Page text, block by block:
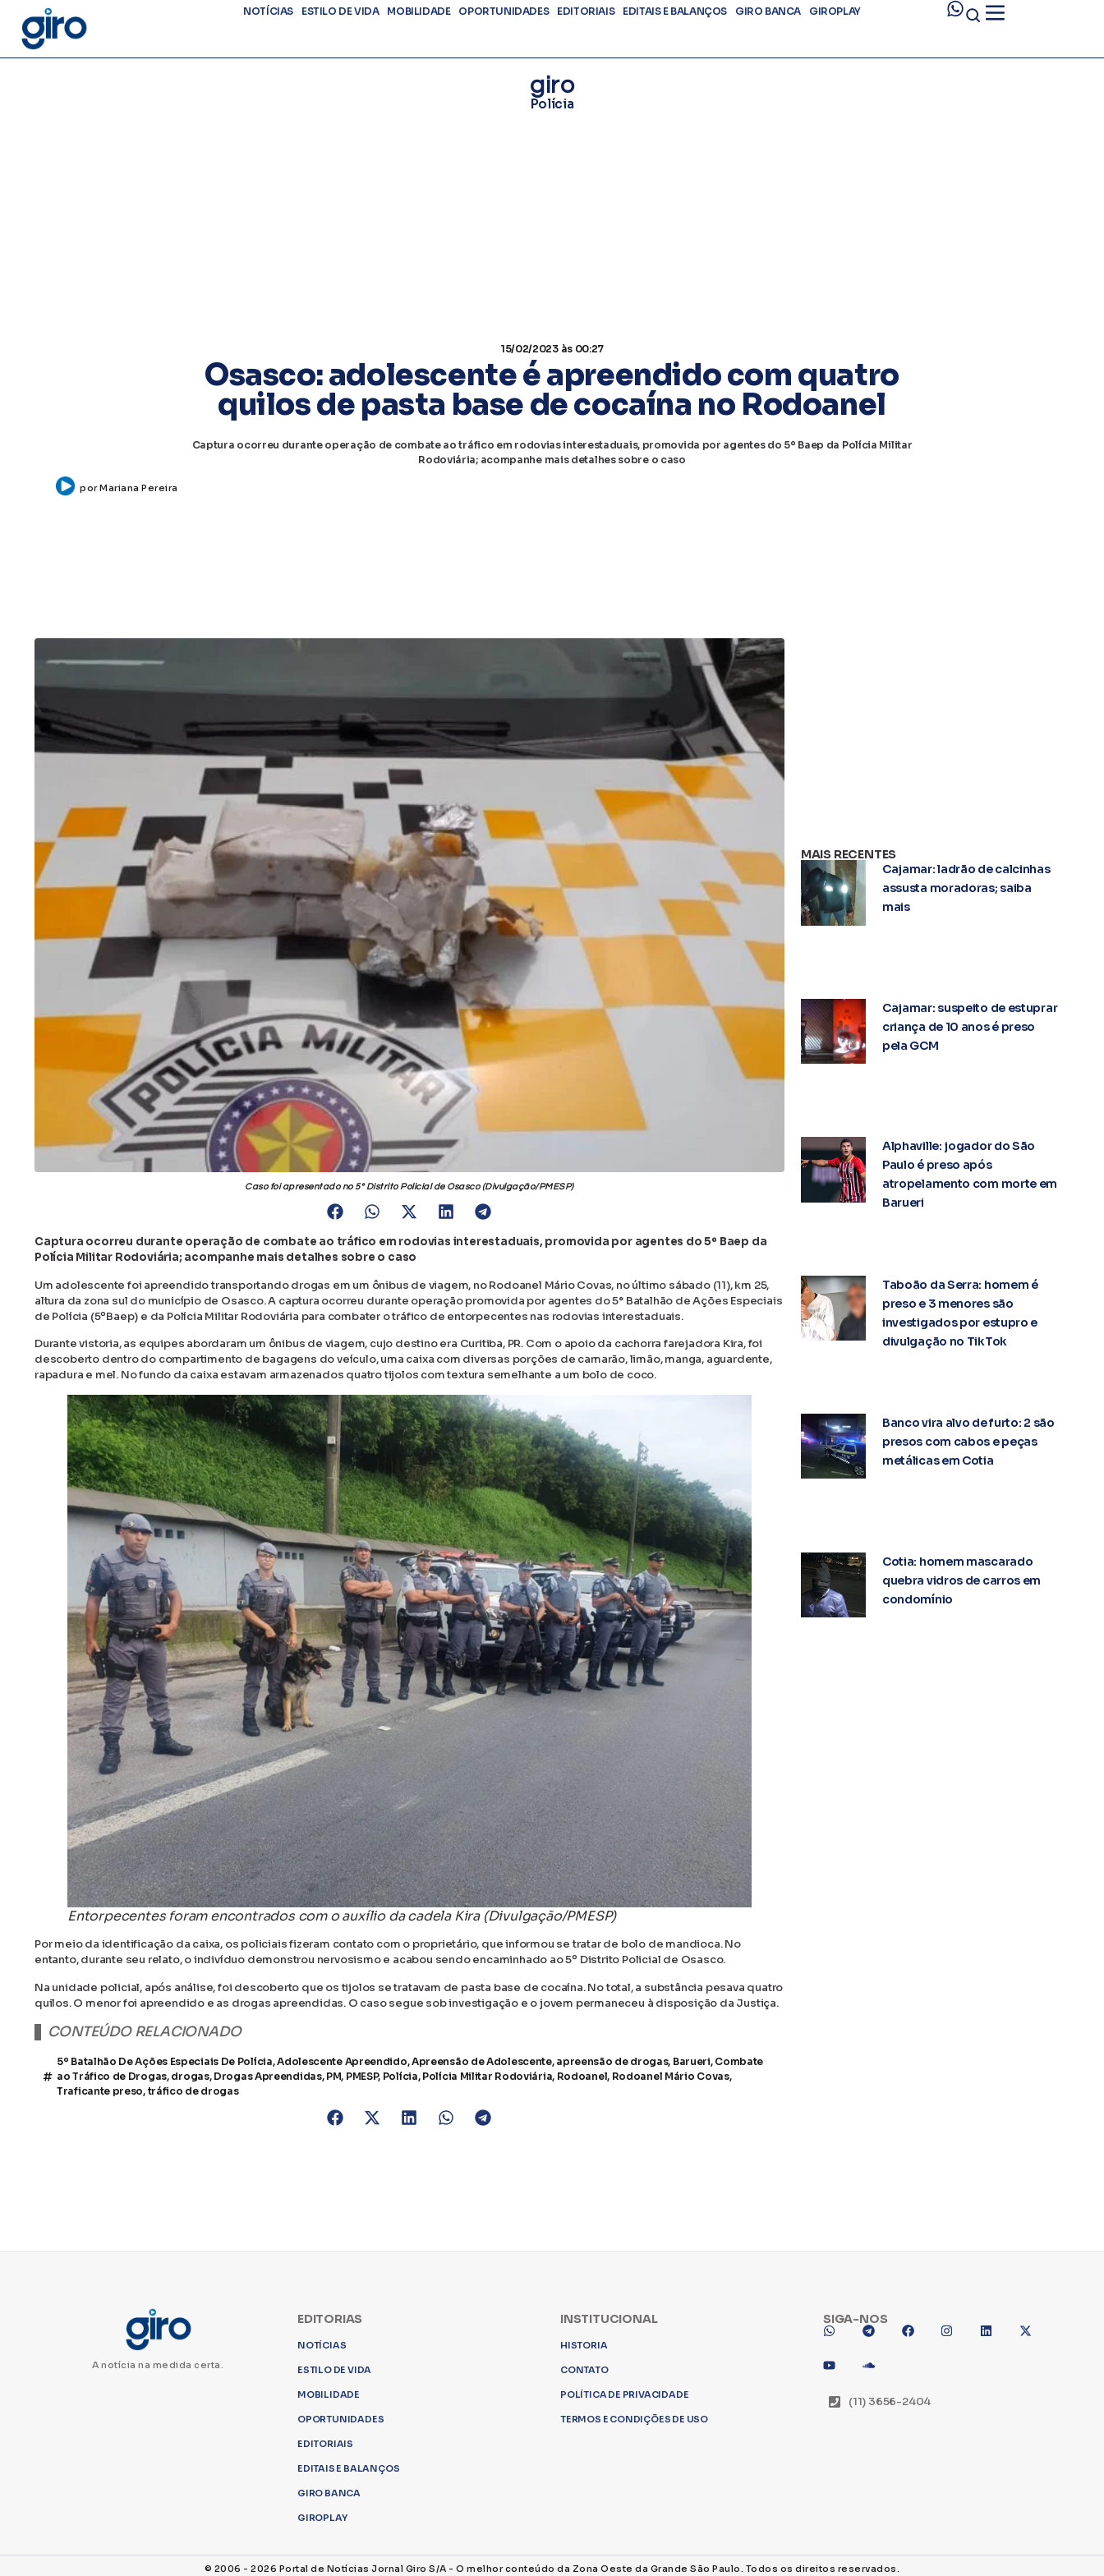
NOTÍCIAS ESTILO DE VIDA MOBILIDADE OPORTUNIDADES EDITORIAIS EDITAIS E BALANÇOS GIRO BANCA GIROPLAY
giro
Polícia
15/02/2023às 00:27
Osasco: adolescente é apreendido com quatro
quilos de pasta base de cocaína no Rodoanel
Captura ocorreu durante operação de combate ao tráfico em rodovias interestaduais, promovida por agentes do 5º Baep da Polícia Militar
Rodoviária; acompanhe mais detalhes sobre o caso
porMariana Pereira
Caso foi apresentado no 5º Distrito Policial de Osasco (Divulgação/PMESP)
Captura ocorreu durante operação de combate ao tráfico em rodovias interestaduais, promovida por agentes do 5º Baep da
Polícia Militar Rodoviária; acompanhe mais detalhes sobre o caso
Um adolescente foi apreendido transportando drogas em um ônibus de viagem, no Rodoanel Mário Covas, no último sábado (11), km 25,
altura da zona sul do município de Osasco. A captura ocorreu durante operação promovida por agentes do 5° Batalhão de Ações Especiais
de Polícia (5ºBaep) e da Polícia Militar Rodoviária para combater o tráfico de entorpecentes nas rodovias interestaduais.
Durante vistoria, as equipes abordaram um ônibus de viagem, cujo destino era Curitiba, PR. Com o apoio da cachorra farejadora Kira, foi
descoberto dentro do compartimento de bagagens do veículo, uma caixa com diversas porções de camarão, limão, manga, aguardente,
rapadura e mel. No fundo da caixa estavam armazenados quatro tijolos com textura semelhante a um bolo de coco.
Entorpecentes foram encontrados com o auxílio da cadela Kira (Divulgação/PMESP)
Por meio da identificação da caixa, os policiais fizeram contato com o proprietário, que informou se tratar de bolo de mandioca. No
entanto, durante seu relato, o indivíduo demonstrou nervosismo e acabou sendo encaminhado ao 5º Distrito Policial de Osasco.
Na unidade policial, após análise, foi descoberto que os tijolos se tratavam de pasta base de cocaína. No total, a substância pesava quatro
quilos. O menor foi apreendido e as drogas apreendidas. O caso segue sob investigação e o jovem permaneceu à disposição da Justiça.
CONTEÚDO RELACIONADO
5º Batalhão De Ações Especiais De Polícia,Adolescente Apreendido,Apreensão de Adolescente, apreensão de drogas, Barueri, Combate
ao Tráfico de Drogas, drogas, Drogas Apreendidas, PM, PMESP, Polícia, Polícia Militar Rodoviária, Rodoanel, Rodoanel Mário Covas,
Traficante preso, tráfico de drogas
MAIS RECENTES
Cajamar: ladrão de calcinhas
assusta moradoras; saiba
mais
Cajamar: suspeito de estuprar
criança de 10 anos é preso
pela GCM
Alphaville: jogador do São
Paulo é preso após
atropelamento com morte em
Barueri
Taboão da Serra: homem é
preso e 3 menores são
investigados por estupro e
divulgação no TikTok
Banco vira alvo de furto: 2 são
presos com cabos e peças
metálicas em Cotia
Cotia: homem mascarado
quebra vidros de carros em
condomínio
A notícia na medida certa.
EDITORIAS
NOTÍCIAS
ESTILO DE VIDA
MOBILIDADE
OPORTUNIDADES
EDITORIAIS
EDITAIS E BALANÇOS
GIRO BANCA
GIROPLAY
INSTITUCIONAL
HISTORIA
CONTATO
POLÍTICA DE PRIVACIDADE
TERMOS E CONDIÇÕES DE USO
SIGA-NOS
(11) 3656-2404
© 2006 - 2026 Portal de Notícias Jornal Giro S/A - O melhor conteúdo da Zona Oeste da Grande São Paulo. Todos os direitos reservados.